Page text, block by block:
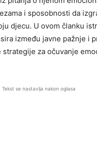
i sposobnosti da
djecu. U ovom članku
između javne pažnje i
strategije za očuvanje
Tekst se nastavlja nakon oglasa